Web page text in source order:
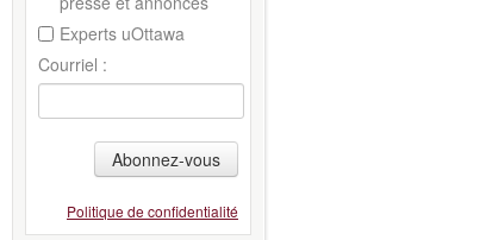
Experts uOttawa
Courriel :
Abonnez-vous
Politique de confidentialité